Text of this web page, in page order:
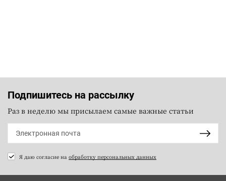
Подпишитесь на рассылку
Раз в неделю мы присылаем самые важные статьи
Я даю согласие на обработку персональных данных